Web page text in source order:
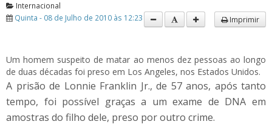
Internacional
Quinta - 08 de Julho de 2010 às 12:23
Imprimir
Um homem suspeito de matar ao menos dez pessoas ao longo
de duas décadas foi preso em Los Angeles, nos Estados Unidos.
A prisão de Lonnie Franklin Jr., de 57 anos, após tanto
tempo, foi possível graças a um exame de DNA em
amostras do filho dele, preso por outro crime.